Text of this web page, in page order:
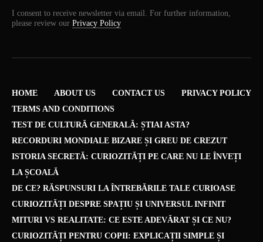
I consent to receive newsletter via email. For further information,
please review our Privacy Policy
HOME ABOUT US CONTACT US
PRIVACY POLICY
TERMS AND CONDITIONS
TEST DE CULTURĂ GENERALĂ: ȘTIAI ASTA?
RECORDURI MONDIALE BIZARE ȘI GREU DE CREZUT
ISTORIA SECRETĂ: CURIOZITĂȚI PE CARE NU LE ÎNVEȚI
LA ȘCOALĂ
DE CE? RĂSPUNSURI LA ÎNTREBĂRILE TALE CURIOASE
CURIOZITĂȚI DESPRE SPAȚIU ȘI UNIVERSUL INFINIT
MITURI VS REALITATE: CE ESTE ADEVĂRAT ȘI CE NU?
CURIOZITĂȚI PENTRU COPII: EXPLICAȚII SIMPLE ȘI